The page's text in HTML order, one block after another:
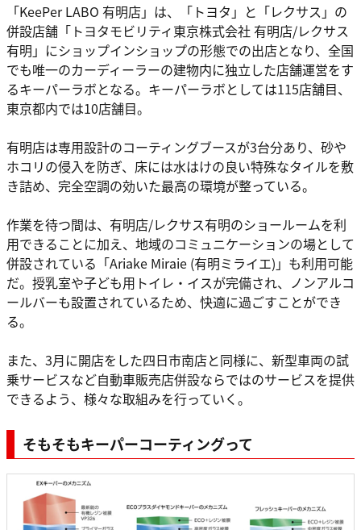
「KeePer LABO 有明店」は、「トヨタ」と「レクサス」の
併設店舗「トヨタモビリティ東京株式会社 有明店/レクサス
有明」にショップインショップの形態での出店となり、全国
でも唯一のカーディーラーの建物内に独立した店舗運営をす
るキーパーラボとなる。キーパーラボとしては115店舗目、
東京都内では10店舗目。
有明店は専用設計のコーティングブースが3台分あり、砂や
ホコリの侵入を防ぎ、床には水はけの良い特殊なタイルを敷
き詰め、完全空調の効いた最高の環境が整っている。
作業を待つ間は、有明店/レクサス有明のショールームを利
用できることに加え、地域のコミュニケーションの場として
併設されている「Ariake Miraie (有明ミライエ)」も利用可能
だ。授乳室や子ども用トイレ・イスが完備され、ノンアルコ
ールバーも設置されているため、快適に過ごすことができ
る。
また、3月に開店をした四日市南店と同様に、新型車両の試
乗サービスなど自動車販売店併設ならではのサービスを提供
できるよう、様々な取組みを行っていく。
そもそもキーパーコーティングって